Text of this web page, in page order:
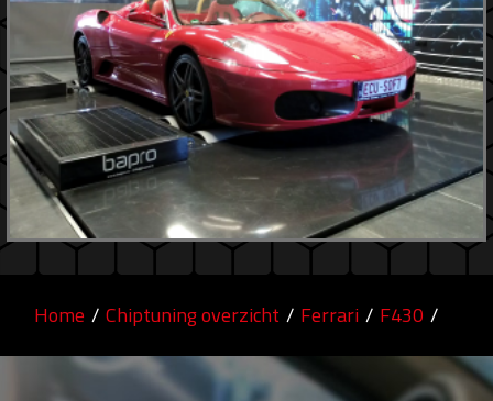
Home / Chiptuning overzicht / Ferrari / F430 /